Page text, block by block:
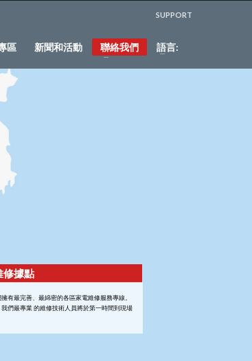
SUPPORT
區 新聞和活動 聯絡我們 語言:
修據點
有最完善、最綿密的各區家電維修服務專線。
們最專業 的維修技術人員將於第一時間到現場